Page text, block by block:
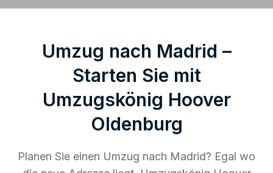
Umzug nach Madrid –
Starten Sie mit
Umzugskönig Hoover
Oldenburg
Planen Sie einen Umzug nach Madrid? Egal wo